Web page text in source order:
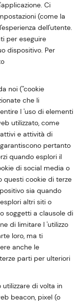
Ci
(come la
dell'utente.
per eseguire
dispositivo. Per
noi ("cookie
che li
l 'uso di elementi
utilizzato, come
e attività di
pertanto
quando esplori il
di social media o
questi cookie di terze
sia quando
altri siti o
soggetti a clausole di
di limitare l 'utilizzo
loro, ma ti
anche le
parti per ulteriori
di volta in
beacon, pixel (o